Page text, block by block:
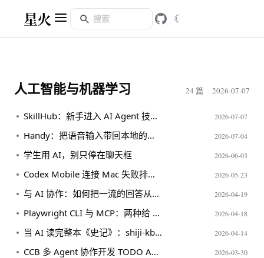
星火 ☾
人工智能与机器学习 24 篇 2026-07-07
SkillHub：新手进入 AI Agent 技能生态的一扇门 2026-07-07
Handy：把语音输入带回本地的开源工具 2026-07-04
学生用 AI，别只停在聊天框 2026-06-03
Codex Mobile 连接 Mac 失败排障：一个守护进程的缺席 2026-05-23
与 AI 协作：如何把一流的回答从对话里榨出来 2026-04-19
Playwright CLI 与 MCP：两种给 AI 看世界的方式 2026-04-18
当 AI 读完整本《史记》：shiji-kb 知识图谱项目解析 2026-04-14
CCB 多 Agent 协作开发 TODO API 踩坑记录 2026-03-30